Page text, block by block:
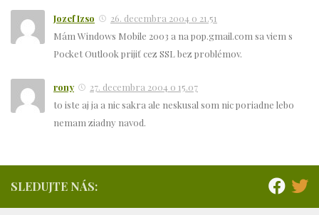
Jozef Izso
26. decembra 2004 o 21.51
Mám Windows Mobile 2003 a na pop.gmail.com sa viem s
Pocket Outlook prijiť cez SSL bez problémov.
rony
27. decembra 2004 o 15.07
to iste aj ja a nic sakra ale neskusal som nic poriadne lebo
nemam ziadny navod.
SLEDUJTE NÁS: